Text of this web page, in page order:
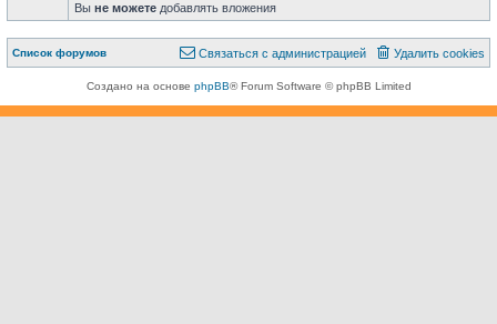
Вы не можете добавлять вложения
Список форумов Удалить cookies
Связаться с
Связаться с администрацией
Создано на основе phpBB® Forum Software © phpBB Limited